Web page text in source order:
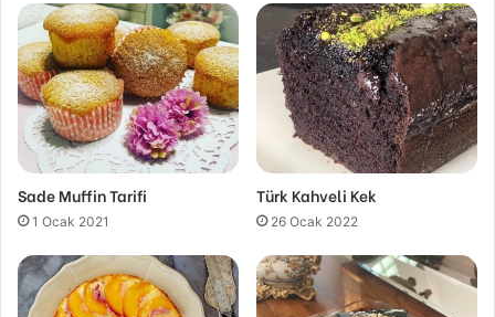
Sade Muffin Tarifi
1 Ocak 2021
Türk Kahveli Kek
26 Ocak 2022